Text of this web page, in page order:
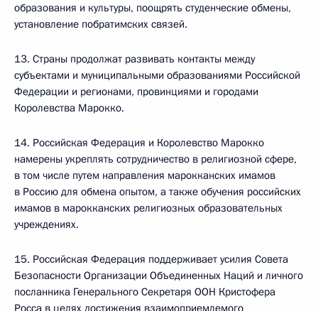
образования и культуры, поощрять студенческие обмены,
установление побратимских связей.
13. Страны продолжат развивать контакты между
субъектами и муниципальными образованиями Российской
Федерации и регионами, провинциями и городами
Королевства Марокко.
14. Российская Федерация и Королевство Марокко
намерены укреплять сотрудничество в религиозной сфере,
в том числе путем направления марокканских имамов
в Россию для обмена опытом, а также обучения российских
имамов в марокканских религиозных образовательных
учреждениях.
15. Российская Федерация поддерживает усилия Совета
Безопасности Организации Объединенных Наций и личного
посланника Генерального Секретаря ООН Кристофера
Росса в целях достижения взаимоприемлемого